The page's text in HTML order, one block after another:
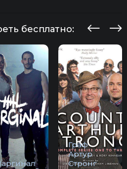
бесплатно:
Граф
Артур
Стронг